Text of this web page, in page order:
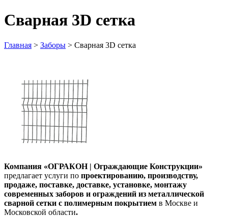
Сварная 3D сетка
Главная > Заборы > Сварная 3D сетка
Компания «ОГРАКОН | Ограждающие Конструкции»
предлагает услуги по проектированию, производству,
продаже, поставке, доставке, установке, монтажу
современных заборов и ограждений из металлической
сварной сетки с полимерным покрытием в Москве и
Московской области.